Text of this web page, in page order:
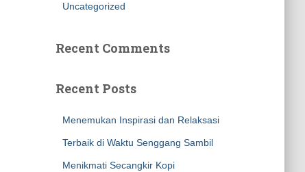
Uncategorized
Recent Comments
Recent Posts
Menemukan Inspirasi dan Relaksasi
Terbaik di Waktu Senggang Sambil
Menikmati Secangkir Kopi